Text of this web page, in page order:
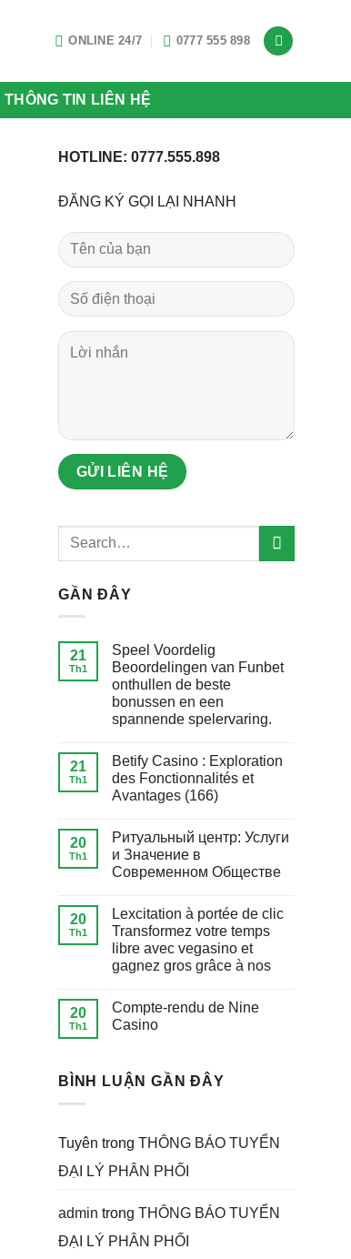
ONLINE 24/7 0777 555 898
THÔNG TIN LIÊN HỆ
HOTLINE: 0777.555.898
ĐĂNG KÝ GỌI LẠI NHANH
GẦN ĐÂY
21
Th1
Speel Voordelig
Beoordelingen van Funbet
onthullen de beste
bonussen en een
spannende spelervaring.
21
Th1
Betify Casino : Exploration
des Fonctionnalités et
Avantages (166)
20
Th1
Ритуальный центр: Услуги
и Значение в
Современном Обществе
20
Th1
Lexcitation à portée de clic
Transformez votre temps
libre avec vegasino et
gagnez gros grâce à nos
20
Th1
Compte-rendu de Nine
Casino
BÌNH LUẬN GẦN ĐÂY
Tuyên trong THÔNG BÁO TUYỂN
ĐẠI LÝ PHÂN PHỐI
admin trong THÔNG BÁO TUYỂN
ĐẠI LÝ PHÂN PHỐI